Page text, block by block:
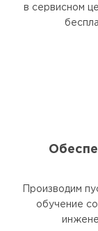
в сервисном
Производим
обучение